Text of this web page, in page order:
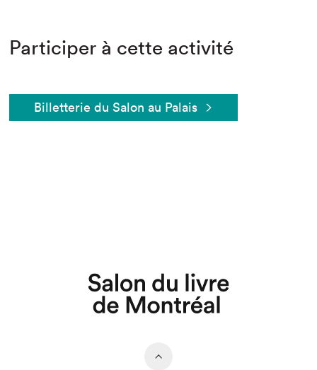
Participer à cette activité
Billetterie du Salon au Palais